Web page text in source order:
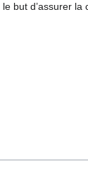
but d’assurer la